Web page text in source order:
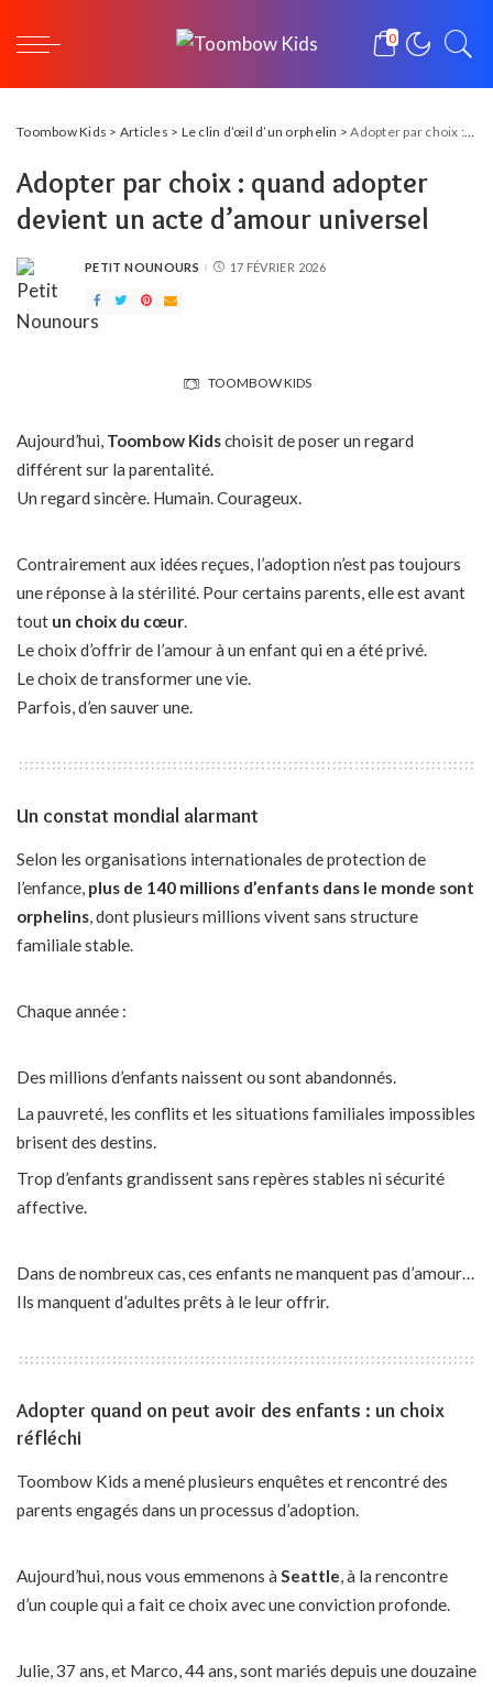
0
Toombow Kids > Articles > Le clin d’œil d’un orphelin >Adopter par choix : quand adopter devient un acte d’amour universel
Adopter par choix : quand adopter
devient un acte d’amour universel
POSTED
PETIT NOUNOURS 17 FÉVRIER 2026
TOOMBOW KIDS
Aujourd’hui, Toombow Kidschoisit de poser un regard
différent sur la parentalité.
Un regard sincère. Humain. Courageux.
Contrairement aux idées reçues, l’adoption n’est pas toujours
une réponse à la stérilité. Pour certains parents, elle est avant
tout un choix du cœur.
Le choix d’offrir de l’amour à un enfant qui en a été privé.
Le choix de transformer une vie.
Parfois, d’en sauver une.
Un constat mondial alarmant
Selon les organisations internationales de protection de
l’enfance, plus de 140 millions d’enfants dans le monde sont
orphelins, dont plusieurs millions vivent sans structure
familiale stable.
Chaque année :
Des millions d’enfants naissent ou sont abandonnés.
La pauvreté, les conflits et les situations familiales impossibles
brisent des destins.
Trop d’enfants grandissent sans repères stables ni sécurité
affective.
Dans de nombreux cas, ces enfants ne manquent pas d’amour…
Ils manquent d’adultes prêts à le leur offrir.
Adopter quand on peut avoir des enfants : un choix
réfléchi
Toombow Kids a mené plusieurs enquêtes et rencontré des
parents engagés dans un processus d’adoption.
Aujourd’hui, nous vous emmenons à Seattle, à la rencontre
d’un couple qui a fait ce choix avec une conviction profonde.
Julie, 37 ans, et Marco, 44 ans, sont mariés depuis une douzaine